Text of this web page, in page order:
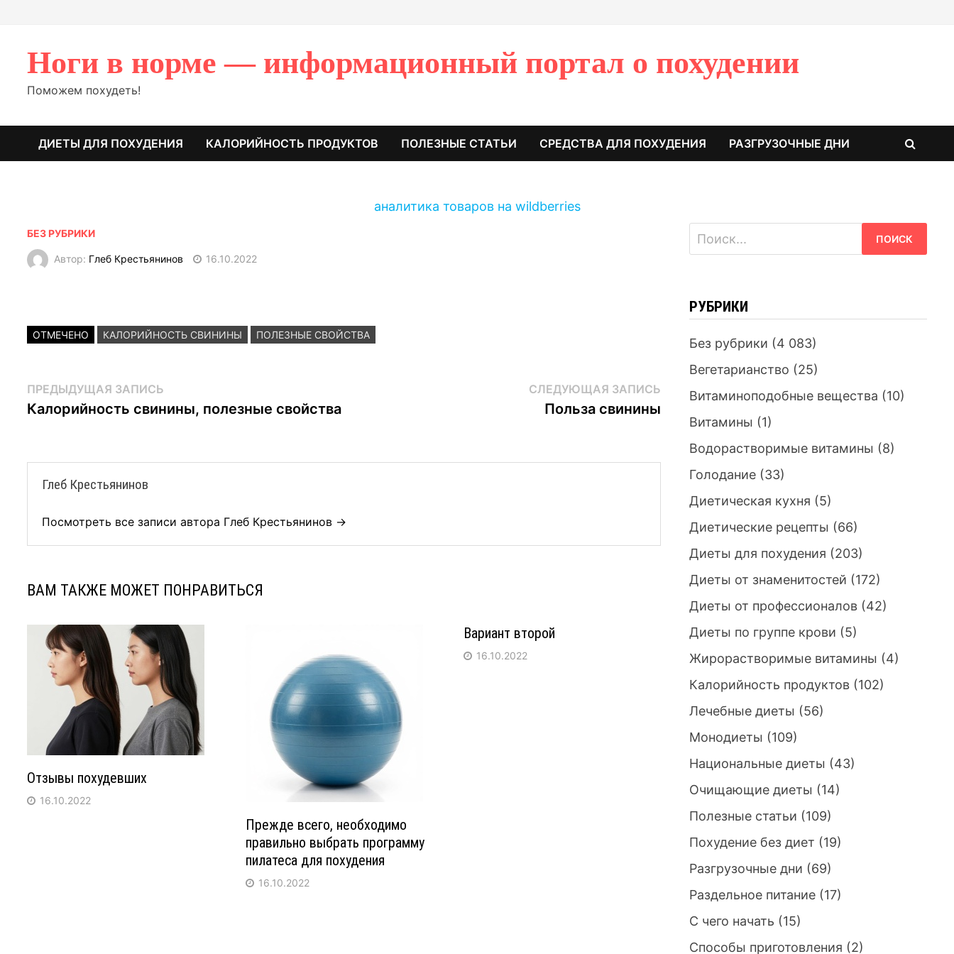
Ноги в норме — информационный портал о похудении
Поможем похудеть!
ДИЕТЫ ДЛЯ ПОХУДЕНИЯ КАЛОРИЙНОСТЬ ПРОДУКТОВ ПОЛЕЗНЫЕ СТАТЬИ СРЕДСТВА ДЛЯ ПОХУДЕНИЯ РАЗГРУЗОЧНЫЕ ДНИ
аналитика товаров на wildberries
БЕЗ РУБРИКИ
Автор: Глеб Крестьянинов 16.10.2022
ОТМЕЧЕНО КАЛОРИЙНОСТЬ СВИНИНЫ ПОЛЕЗНЫЕ СВОЙСТВА
Навигация
по
ПРЕДЫДУЩАЯ ЗАПИСЬ
запись:
Калорийность свинины, полезные свойства
СЛЕДУЮЩАЯ ЗАПИСЬСледующая
запись:
Польза свинины
Глеб Крестьянинов
Посмотреть все записи автора Глеб Крестьянинов →
ВАМ ТАКЖЕ МОЖЕТ ПОНРАВИТЬСЯ
Отзывы похудевших
16.10.2022
Прежде всего, необходимо
правильно выбрать программу
пилатеса для похудения
16.10.2022
Вариант второй
16.10.2022
Найти:
РУБРИКИ
Без рубрики (4 083)
Вегетарианство (25)
Витаминоподобные вещества (10)
Витамины (1)
Водорастворимые витамины (8)
Голодание(33)
Диетическая кухня (5)
Диетические рецепты (66)
Диеты для похудения (203)
Диеты от знаменитостей (172)
Диеты от профессионалов(42)
Диеты по группе крови (5)
Жирорастворимые витамины (4)
Калорийность продуктов(102)
Лечебные диеты (56)
Монодиеты (109)
Национальные диеты (43)
Очищающие диеты (14)
Полезные статьи (109)
Похудение без диет (19)
Разгрузочные дни (69)
Раздельное питание(17)
С чего начать (15)
Способы приготовления (2)